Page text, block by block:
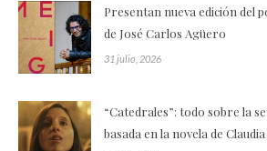
Presentan nueva edición del
de José Carlos Agüero
31 julio, 2026
“Catedrales”: todo sobre la
basada en la novela de